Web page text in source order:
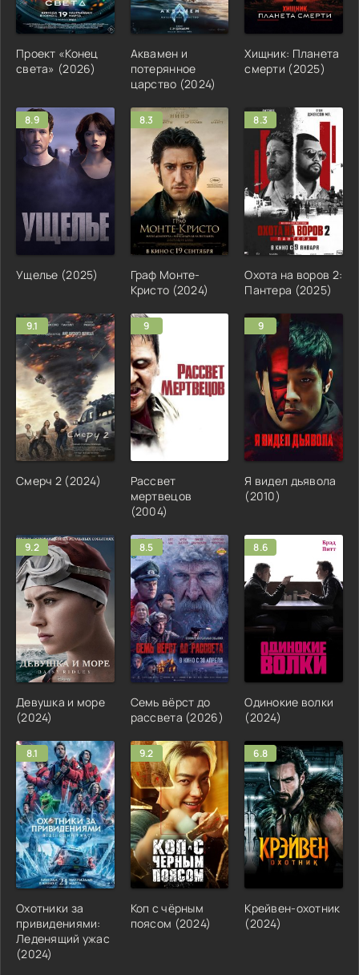
Проект «Конец
света» (2026)
Аквамен и
потерянное
царство (2024)
Хищник: Планета
смерти (2025)
8.9
Ущелье (2025)
8.3
Граф Монте-
Кристо (2024)
8.3
Охота на воров 2:
Пантера (2025)
9.1
Смерч 2 (2024)
9
Рассвет
мертвецов
(2004)
9
Я видел дьявола
(2010)
9.2
Девушка и море
(2024)
8.5
Семь вёрст до
рассвета (2026)
8.6
Одинокие волки
(2024)
8.1
Охотники за
привидениями:
Леденящий ужас
(2024)
9.2
Коп с чёрным
поясом (2024)
6.8
Крейвен-охотник
(2024)